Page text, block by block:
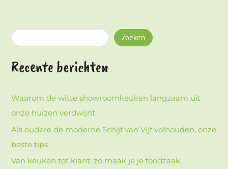
Zoeken
Recente berichten
Waarom de witte showroomkeuken langzaam uit
onze huizen verdwijnt
Als oudere de moderne Schijf van Vijf volhouden, onze
beste tips
Van keuken tot klant: zo maak je je foodzaak